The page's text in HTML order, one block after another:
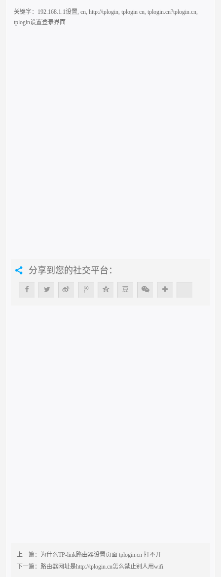
关键字： 192.168.1.1设置,cn,http://tplogin,tplogin cn,tplogin.cn?tplogin.cn,
tplogin设置登录界面
分享到您的社交平台：
上一篇： 为什么TP-link路由器设置页面 tplogin.cn 打不开
下一篇：路由器网址是http://tplogin.cn怎么禁止别人用wifi